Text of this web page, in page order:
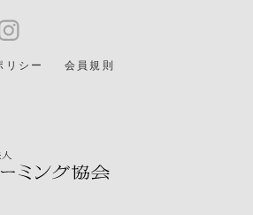
リシー 会員規則